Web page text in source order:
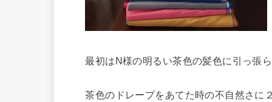
最初はN様の明るい茶色の髪色に引っ張
茶色のドレープをあてた時の不自然さに